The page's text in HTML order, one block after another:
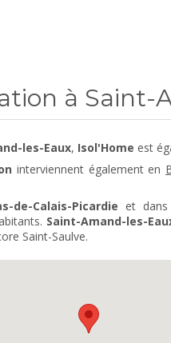
à Saint-
les-Eaux, Isol'Home est
interviennent également en
de-Calais-Picardie et
Saint-Amand-les-
Saint-Saulve.